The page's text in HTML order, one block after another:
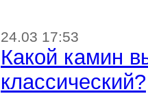
24.03 17:53
Какой камин
классический?